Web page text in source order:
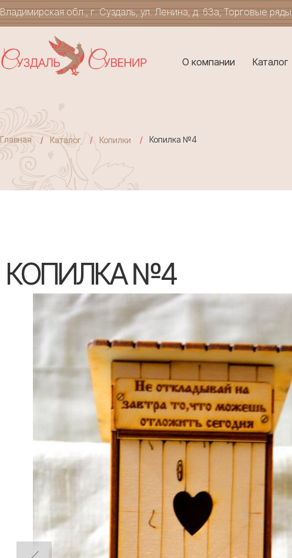
Владимирская обл., г. Суздаль, ул. Ленина, д. 63а, Торговые ряды
О компании Каталог
Главная Каталог Копилки Копилка №4
КОПИЛКА №4